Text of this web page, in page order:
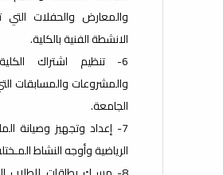
والمعارض والحفلات
الانشطة الفنية بالكلية.
6- تنظيم اشتراك
والمشروعات والمسابقات
الجامعة.
7- إعداد وتجهيز وصيانة
الرياضية وأوجه النشاط